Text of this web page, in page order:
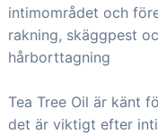
intimområdet och
rakning, skäggpest
hårborttagning
Tea Tree Oil är känt
det är viktigt efter